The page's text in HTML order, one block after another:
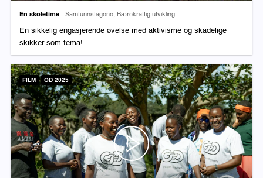
Varighet:
En skoletime Fag:
Samfunnsfagene, Bærekraftig utvikling
En sikkelig engasjerende øvelse med aktivisme og skadelige
skikker som tema!
FILM OD 2025